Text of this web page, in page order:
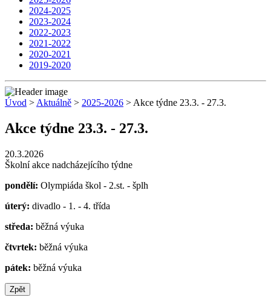
2024-2025
2023-2024
2022-2023
2021-2022
2020-2021
2019-2020
Úvod > Aktuálně > 2025-2026 > Akce týdne 23.3. - 27.3.
Akce týdne 23.3. - 27.3.
20.3.2026
Školní akce nadcházejícího týdne
pondělí: Olympiáda škol - 2.st. - šplh
úterý: divadlo - 1. - 4. třída
středa: běžná výuka
čtvrtek: běžná výuka
pátek: běžná výuka
Zpět